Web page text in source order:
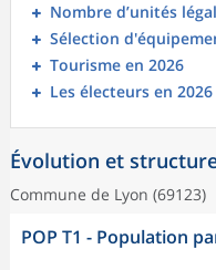
Nombre d’unités
Sélection
Tourisme en 2026
Les électeurs en 2026
Évolution et
Commune de Lyon (69123)
POP T1 - Population